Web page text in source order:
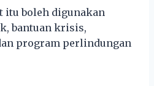
itu boleh digunakan
bantuan krisis,
program perlindungan